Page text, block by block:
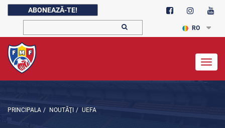
ABONEAZĂ-TE!
RO
PRINCIPALA / NOUTĂŢI / UEFA